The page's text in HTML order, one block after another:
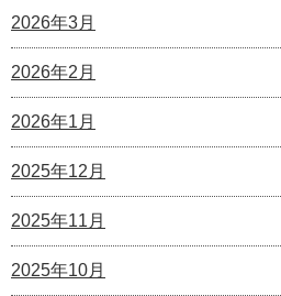
2026年3月
2026年2月
2026年1月
2025年12月
2025年11月
2025年10月